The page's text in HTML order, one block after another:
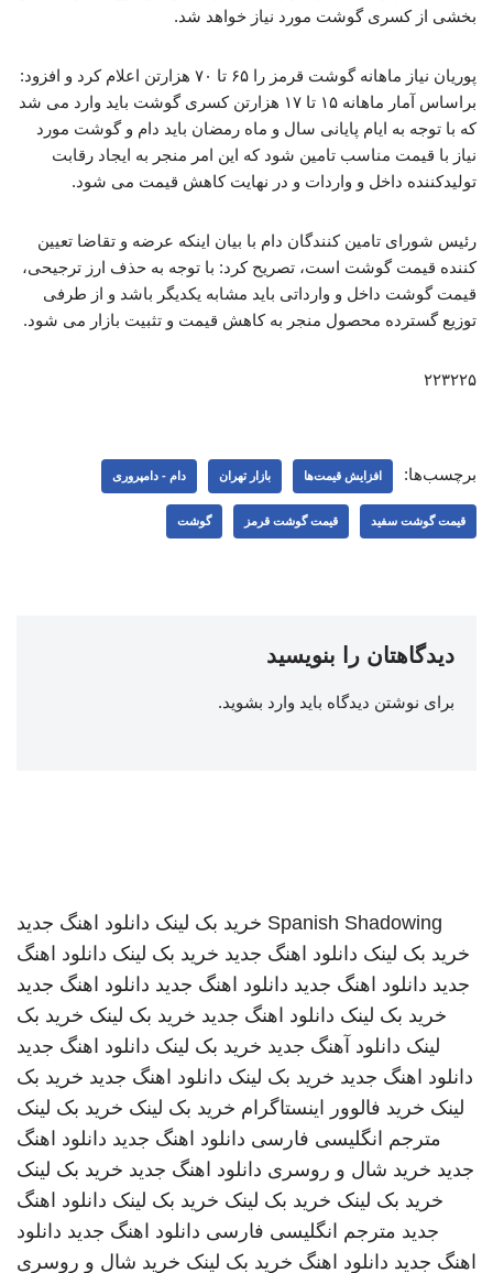
بخشی از کسری گوشت مورد نیاز خواهد شد.
پوریان نیاز ماهانه گوشت قرمز را ۶۵ تا ۷۰ هزارتن اعلام کرد و افزود:
براساس آمار ماهانه ۱۵ تا ۱۷ هزارتن کسری گوشت باید وارد می شد
که با توجه به ایام پایانی سال و ماه رمضان باید دام و گوشت مورد
نیاز با قیمت مناسب تامین شود که این امر منجر به ایجاد رقابت
تولیدکننده داخل و واردات و در نهایت کاهش قیمت می شود.
رئیس شورای تامین کنندگان دام با بیان اینکه عرضه و تقاضا تعیین
کننده قیمت گوشت است، تصریح کرد: با توجه به حذف ارز ترجیحی،
قیمت گوشت داخل و وارداتی باید مشابه یکدیگر باشد و از طرفی
توزیع گسترده محصول منجر به کاهش قیمت و تثبیت بازار می شود.
۲۲۳۲۲۵
برچسب‌ها: افزایش قیمت‌ها بازار تهران دام - دامپروری
قیمت گوشت سفید قیمت گوشت قرمز گوشت
دیدگاهتان را بنویسید
برای نوشتن دیدگاه باید وارد بشوید.
Spanish Shadowing خرید بک لینک دانلود اهنگ جدید
خرید بک لینک دانلود اهنگ جدید خرید بک لینک دانلود اهنگ
جدید دانلود اهنگ جدید دانلود اهنگ جدید دانلود اهنگ جدید
خرید بک لینک دانلود اهنگ جدید خرید بک لینک خرید بک
لینک دانلود آهنگ جدید خرید بک لینک دانلود اهنگ جدید
دانلود اهنگ جدید خرید بک لینک دانلود اهنگ جدید خرید بک
لینک خرید فالوور اینستاگرام خرید بک لینک خرید بک لینک
مترجم انگلیسی فارسی دانلود اهنگ جدید دانلود اهنگ
جدید خرید شال و روسری دانلود اهنگ جدید خرید بک لینک
خرید بک لینک خرید بک لینک خرید بک لینک دانلود اهنگ
جدید مترجم انگلیسی فارسی دانلود اهنگ جدید دانلود
اهنگ جدید دانلود اهنگ خرید بک لینک خرید شال و روسری